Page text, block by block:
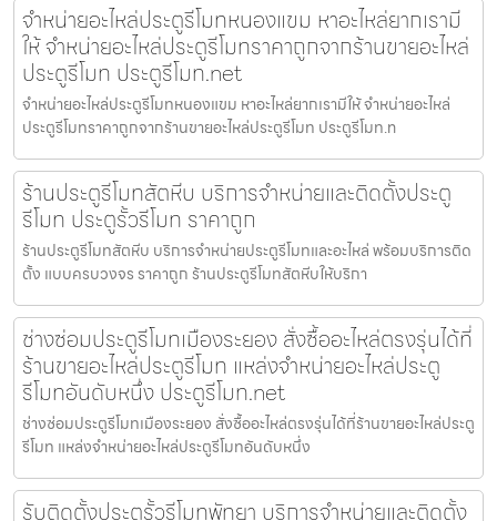
จำหน่ายอะไหล่ประตูรีโมทหนองแขม หาอะไหล่ยากเรามี
ให้ จำหน่ายอะไหล่ประตูรีโมทราคาถูกจากร้านขายอะไหล่
ประตูรีโมท ประตูรีโมท.net
จำหน่ายอะไหล่ประตูรีโมทหนองแขม หาอะไหล่ยากเรามีให้ จำหน่ายอะไหล่
ประตูรีโมทราคาถูกจากร้านขายอะไหล่ประตูรีโมท ประตูรีโมท.n
ร้านประตูรีโมทสัตหีบ บริการจำหน่ายและติดตั้งประตู
รีโมท ประตูรั้วรีโมท ราคาถูก
ร้านประตูรีโมทสัตหีบ บริการจำหน่ายประตูรีโมทและอะไหล่ พร้อมบริการติด
ตั้ง แบบครบวงจร ราคาถูก ร้านประตูรีโมทสัตหีบให้บริกา
ช่างซ่อมประตูรีโมทเมืองระยอง สั่งซื้ออะไหล่ตรงรุ่นได้ที่
ร้านขายอะไหล่ประตูรีโมท แหล่งจำหน่ายอะไหล่ประตู
รีโมทอันดับหนึ่ง ประตูรีโมท.net
ช่างซ่อมประตูรีโมทเมืองระยอง สั่งซื้ออะไหล่ตรงรุ่นได้ที่ร้านขายอะไหล่ประตู
รีโมท แหล่งจำหน่ายอะไหล่ประตูรีโมทอันดับหนึ่ง
รับติดตั้งประตูรั้วรีโมทพัทยา บริการจำหน่ายและติดตั้ง